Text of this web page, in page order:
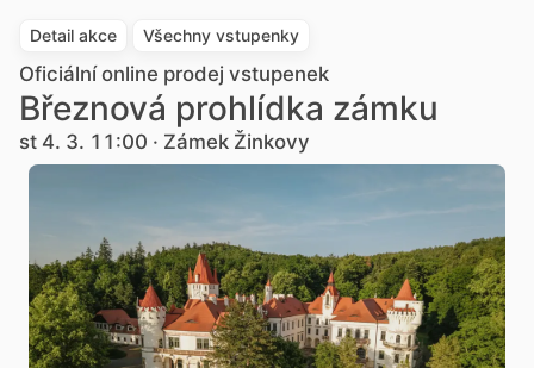
Detail akce Všechny vstupenky
Oficiální online prodej vstupenek
Březnová prohlídka zámku
st 4. 3. 11:00 · Zámek Žinkovy